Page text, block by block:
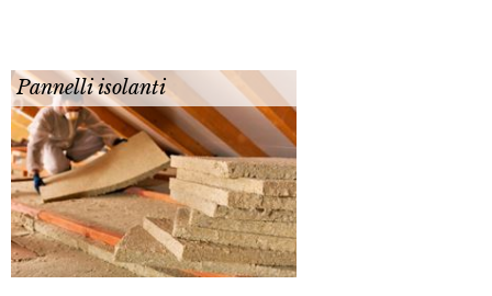
Pannelli isolanti